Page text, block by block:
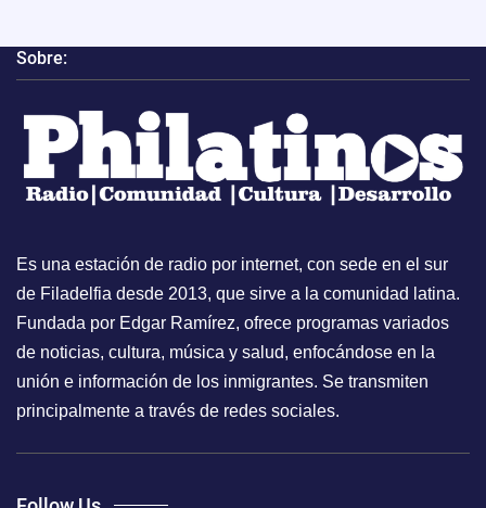
Sobre:
Es una estación de radio por internet, con sede en el sur
de Filadelfia desde 2013, que sirve a la comunidad latina.
Fundada por Edgar Ramírez, ofrece programas variados
de noticias, cultura, música y salud, enfocándose en la
unión e información de los inmigrantes. Se transmiten
principalmente a través de redes sociales.